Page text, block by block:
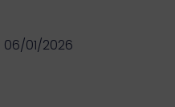
01/2026